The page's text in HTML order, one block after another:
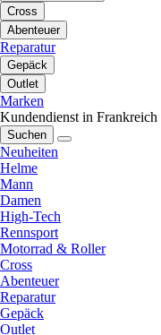
Cross
Abenteuer
Reparatur
Gepäck
Outlet
Marken
Kundendienst in Frankreich
Suchen
Neuheiten
Helme
Mann
Damen
High-Tech
Rennsport
Motorrad & Roller
Cross
Abenteuer
Reparatur
Gepäck
Outlet